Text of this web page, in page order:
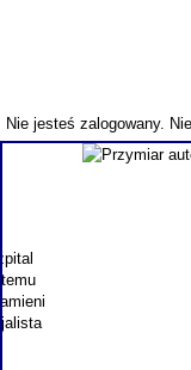
Nie jesteś zalogowany.